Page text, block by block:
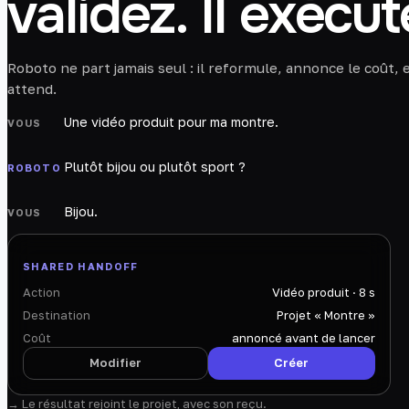
validez. Il
Roboto ne part jamais seul : il reformule, annonce le coût,
attend.
VOUS Une vidéo produit pour ma montre.
ROBOTO Plutôt bijou ou plutôt sport ?
VOUS Bijou.
SHARED HANDOFF
Action
Vidéo produit · 8 s
Destination
Projet « Montre »
Coût
annoncé avant de lancer
Modifier
Créer
→ Le résultat rejoint le projet, avec son reçu.